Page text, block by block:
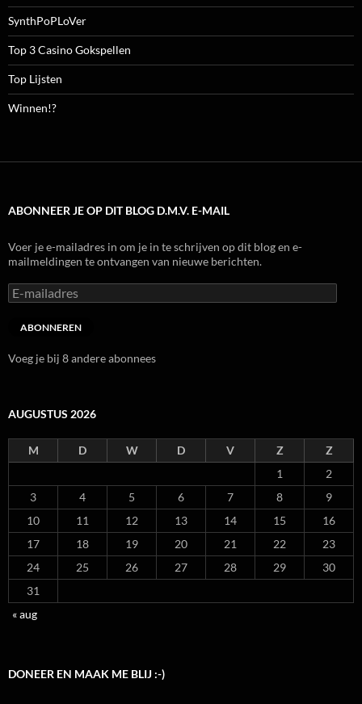
SynthPoPLoVer
Top 3 Casino Gokspellen
Top Lijsten
Winnen!?
ABONNEER JE OP DIT BLOG D.M.V. E-MAIL
Voer je e-mailadres in om je in te schrijven op dit blog en e-
mailmeldingen te ontvangen van nieuwe berichten.
E-
mailadres
ABONNEREN
Voeg je bij 8 andere abonnees
AUGUSTUS 2026
M D W D V Z
Z
1
2
3
4 5 6 7 8
9
10
11 12 13 14 15
16
17
18 19 20 21 22
23
24
25 26 27 28 29
30
31
« aug
DONEER EN MAAK ME BLIJ :-)